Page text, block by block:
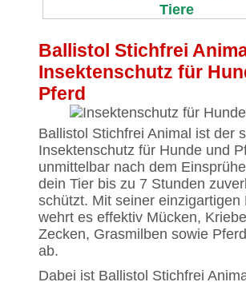
Ballistol Stichfrei
Insektenschutz für
Pferd
Ballistol Stichfrei Animal ist der
Insektenschutz für Hunde und
unmittelbar nach dem
dein Tier bis zu 7 Stunden
schützt. Mit seiner einzigartigen
wehrt es effektiv Mücken,
Zecken, Grasmilben sowie
ab.
Dabei ist Ballistol Stichfrei